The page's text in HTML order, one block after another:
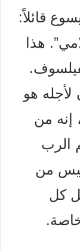
قائلاً:
هذا
لأجله هو
إنه من
الرب
ليس من
كل